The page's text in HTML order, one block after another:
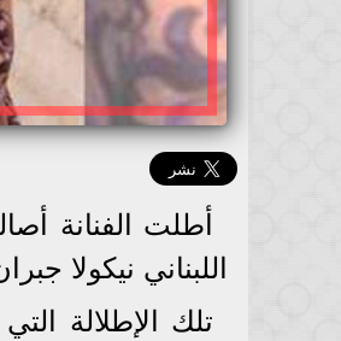
أطلت الفنانة
اللبناني نيكولا
تلك الإطلالة